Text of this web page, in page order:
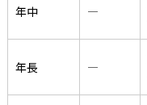
年中 ―
年長 ―